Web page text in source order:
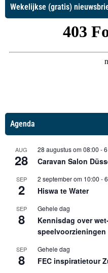
Wekelijkse (gratis)
Agenda
AUG
28
28 augustus om 08:00 -
Caravan Salon
SEP
2
2 september om 10:00 -
Hiswa te Water
SEP
8
Gehele dag
Kennisdag over
speelvoorzieningen
SEP
8
Gehele dag
FEC inspiratietour